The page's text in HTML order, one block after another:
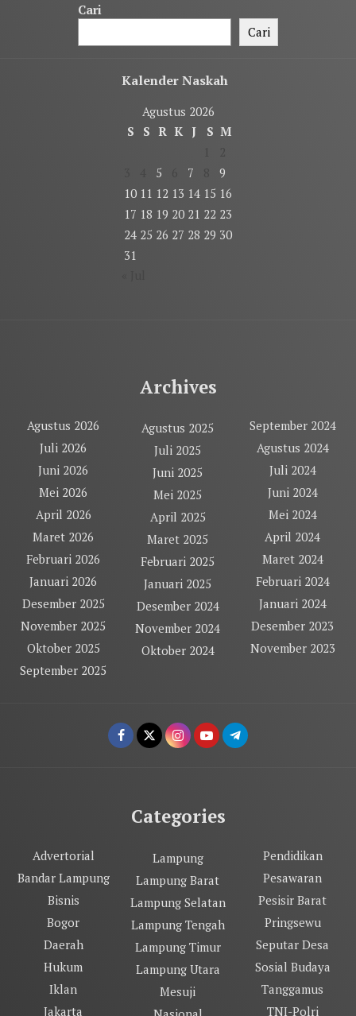
Cari
Cari
Kalender Naskah
Agustus 2026
S
S R K J S M
5 7
9
10 11 12 13 14 15 16
17 18 19 20 21 22 23
24 25 26 27 28 29 30
31
Archives
Agustus 2026
Juli 2026
Juni 2026
Mei 2026
April 2026
Maret 2026
Februari 2026
Januari 2026
Desember 2025
November 2025
Oktober 2025
September 2025
Agustus 2025
Juli 2025
Juni 2025
Mei 2025
April 2025
Maret 2025
Februari 2025
Januari 2025
Desember 2024
November 2024
Oktober 2024
September 2024
Agustus 2024
Juli 2024
Juni 2024
Mei 2024
April 2024
Maret 2024
Februari 2024
Januari 2024
Desember 2023
November 2023
Categories
Advertorial
Bandar Lampung
Bisnis
Bogor
Daerah
Hukum
Iklan
Jakarta
Lampung
Lampung Barat
Lampung Selatan
Lampung Tengah
Lampung Timur
Lampung Utara
Mesuji
Pendidikan
Pesawaran
Pesisir Barat
Pringsewu
Seputar Desa
Sosial Budaya
Tanggamus
TNI-Polri